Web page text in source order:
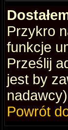
Przykro
funkcje
Prześlij
jest by
Powrót